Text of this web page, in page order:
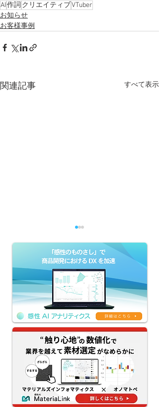
AI作詞 クリエイティブVTuber
お知らせ
お客様事例
関連記事 すべて表示
【感性AIアナリティクス
新機能リリース】評価
AI×生成AIのクリエイテ
ィブAIワークフローを提
供｜ネーミング・コピ
ー・デザインの試行錯誤
を80%減